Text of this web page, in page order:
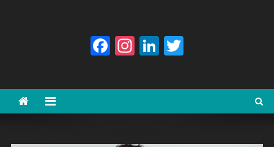
Facebook
Instagram
LinkedIn